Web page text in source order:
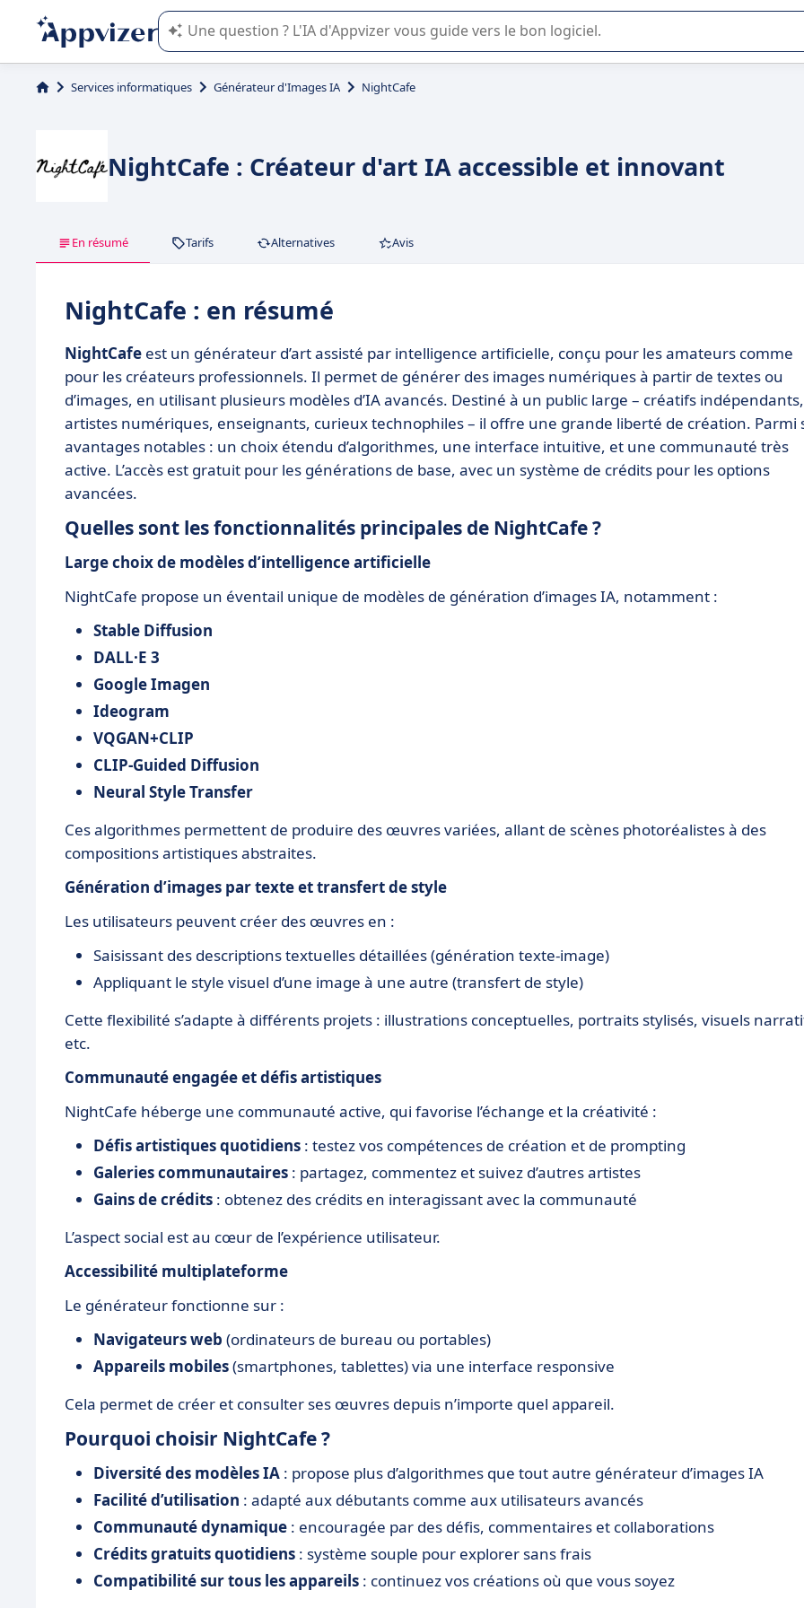
L'IA de Appvizer vous guide dans l'utilisation ou la sélection de logiciel SaaS en entreprise.
Services informatiques Générateur d'Images IA NightCafe
NightCafe : Créateur d'art IA accessible et innovant
En résumé Tarifs Alternatives Avis
NightCafe : en résumé
NightCafe est un générateur d’art assisté par intelligence artificielle, conçu pour les amateurs comme
pour les créateurs professionnels. Il permet de générer des images numériques à partir de textes ou
d’images, en utilisant plusieurs modèles d’IA avancés. Destiné à un public large – créatifs indépendants,
artistes numériques, enseignants, curieux technophiles – il offre une grande liberté de création. Parmi
avantages notables : un choix étendu d’algorithmes, une interface intuitive, et une communauté très
active. L’accès est gratuit pour les générations de base, avec un système de crédits pour les options
avancées.
Quelles sont les fonctionnalités principales de NightCafe ?
Large choix de modèles d’intelligence artificielle
NightCafe propose un éventail unique de modèles de génération d’images IA, notamment :
Stable Diffusion
DALL·E 3
Google Imagen
Ideogram
VQGAN+CLIP
CLIP-Guided Diffusion
Neural Style Transfer
Ces algorithmes permettent de produire des œuvres variées, allant de scènes photoréalistes à des
compositions artistiques abstraites.
Génération d’images par texte et transfert de style
Les utilisateurs peuvent créer des œuvres en :
Saisissant des descriptions textuelles détaillées (génération texte-image)
Appliquant le style visuel d’une image à une autre (transfert de style)
Cette flexibilité s’adapte à différents projets : illustrations conceptuelles, portraits stylisés, visuels
etc.
Communauté engagée et défis artistiques
NightCafe héberge une communauté active, qui favorise l’échange et la créativité :
Défis artistiques quotidiens : testez vos compétences de création et de prompting
Galeries communautaires : partagez, commentez et suivez d’autres artistes
Gains de crédits : obtenez des crédits en interagissant avec la communauté
L’aspect social est au cœur de l’expérience utilisateur.
Accessibilité multiplateforme
Le générateur fonctionne sur :
Navigateurs web (ordinateurs de bureau ou portables)
Appareils mobiles(smartphones, tablettes) via une interface responsive
Cela permet de créer et consulter ses œuvres depuis n’importe quel appareil.
Pourquoi choisir NightCafe ?
Diversité des modèles IA : propose plus d’algorithmes que tout autre générateur d’images IA
Facilité d’utilisation : adapté aux débutants comme aux utilisateurs avancés
Communauté dynamique : encouragée par des défis, commentaires et collaborations
Crédits gratuits quotidiens : système souple pour explorer sans frais
Compatibilité sur tous les appareils : continuez vos créations où que vous soyez